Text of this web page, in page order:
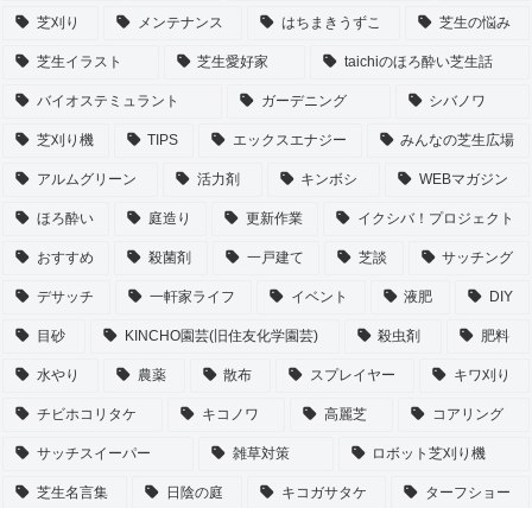
芝刈り メンテナンス はちまきうずこ 芝生の悩み
芝生イラスト 芝生愛好家 taichiのほろ酔い芝生話
バイオステミュラント ガーデニング シバノワ
芝刈り機 TIPS エックスエナジー みんなの芝生広場
アルムグリーン 活力剤 キンボシ WEBマガジン
ほろ酔い 庭造り 更新作業 イクシバ！プロジェクト
おすすめ 殺菌剤 一戸建て 芝談 サッチング
デサッチ 一軒家ライフ イベント 液肥 DIY
目砂 KINCHO園芸(旧住友化学園芸) 殺虫剤 肥料
水やり 農薬 散布 スプレイヤー キワ刈り
チビホコリタケ キコノワ 高麗芝 コアリング
サッチスイーパー 雑草対策 ロボット芝刈り機
芝生名言集 日陰の庭 キコガサタケ ターフショー